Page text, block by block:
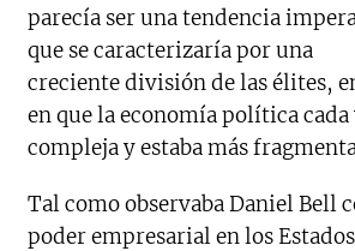
parecía ser una tendencia
que se caracterizaría por una
creciente división de las élites,
en que la economía política cada
compleja y estaba más
Tal como observaba Daniel Bell
poder empresarial en los